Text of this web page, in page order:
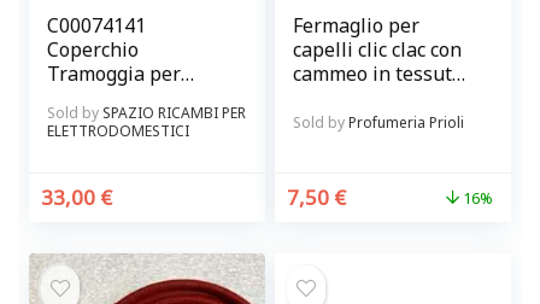
C00074141
Coperchio
Tramoggia per
Originale
Sold by SPAZIO RICAMBI PER
ELETTRODOMESTICI
33,00 €
Fermaglio per
capelli clic clac con
cammeo in tessuto
Look Company Hair
Sold byProfumeria Prioli
7,50 € 16%